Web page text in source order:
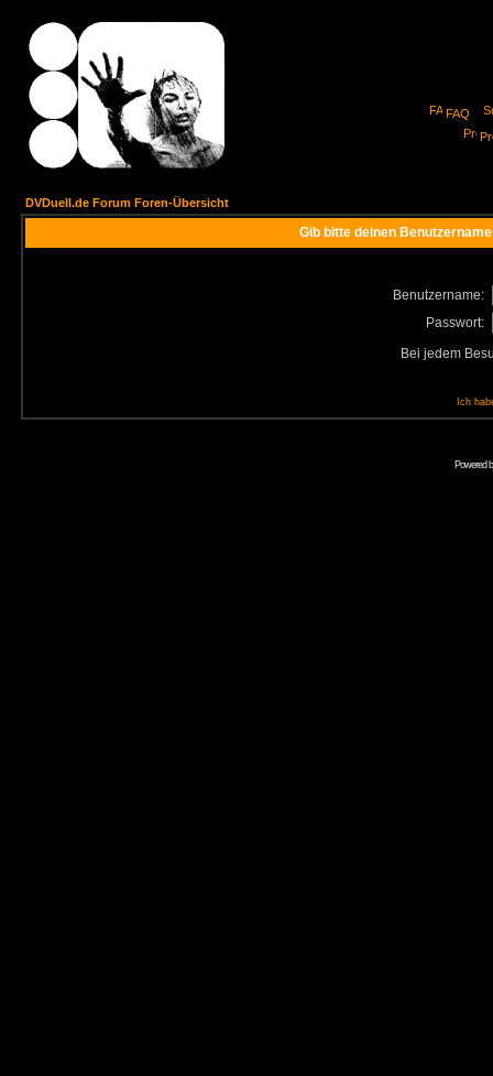
FAQ
DVDuell.de Forum Foren-Übersicht
Gib bitte deinen
Benutzername:
Passwort:
Bei jedem
Ich
Powered